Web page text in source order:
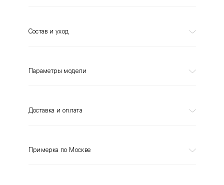
Состав и уход
Параметры модели
Доставка и оплата
Примерка по Москве